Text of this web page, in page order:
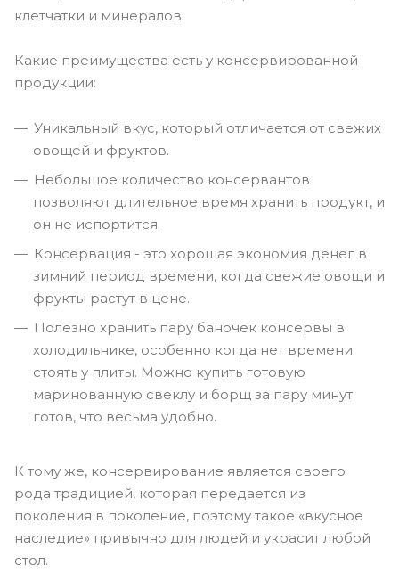
клетчатки и минералов.
Какие преимущества есть у консервированной
продукции:
Уникальный вкус, который отличается от свежих
овощей и фруктов.
Небольшое количество консервантов
позволяют длительное время хранить продукт, и
он не испортится.
Консервация - это хорошая экономия денег в
зимний период времени, когда свежие овощи и
фрукты растут в цене.
Полезно хранить пару баночек консервы в
холодильнике, особенно когда нет времени
стоять у плиты. Можно купить готовую
маринованную свеклу и борщ за пару минут
готов, что весьма удобно.
К тому же, консервирование является своего
рода традицией, которая передается из
поколения в поколение, поэтому такое «вкусное
наследие» привычно для людей и украсит любой
стол.